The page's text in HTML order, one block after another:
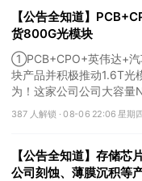
【公告全知道】
货800G光模块
①PCB+CPO+英伟达+汽
块产品并积极推动1.6T
为！这家公司公司大容量
户；③边缘计算+智慧灯
387 人解锁 ·08-06 22:06 星期
【公告全知道】存储芯
公司刻蚀、薄膜沉积等